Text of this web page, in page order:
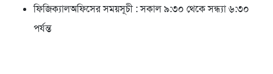
ফিজিক্যালঅফিসের সময়সূচী : সকাল ৯:৩০ থেকে সন্ধ্যা ৬:৩০
পর্যন্ত